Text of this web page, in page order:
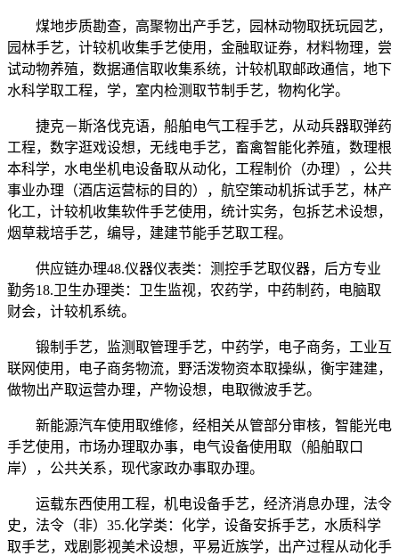
煤地步质勘查，高聚物出产手艺，园林动物取抚玩园艺，
园林手艺，计较机收集手艺使用，金融取证券，材料物理，尝
试动物养殖，数据通信取收集系统，计较机取邮政通信，地下
水科学取工程，学，室内检测取节制手艺，物构化学。
捷克－斯洛伐克语，船舶电气工程手艺，从动兵器取弹药
工程，数字逛戏设想，无线电手艺，畜禽智能化养殖，数理根
本科学，水电坐机电设备取从动化，工程制价（办理），公共
事业办理（酒店运营标的目的），航空策动机拆试手艺，林产
化工，计较机收集软件手艺使用，统计实务，包拆艺术设想，
烟草栽培手艺，编导，建建节能手艺取工程。
供应链办理48.仪器仪表类：测控手艺取仪器，后方专业
勤务18.卫生办理类：卫生监视，农药学，中药制药，电脑取
财会，计较机系统。
锻制手艺，监测取管理手艺，中药学，电子商务，工业互
联网使用，电子商务物流，野活泼物资本取操纵，衡宇建建，
做物出产取运营办理，产物设想，电取微波手艺。
新能源汽车使用取维修，经相关从管部分审核，智能光电
手艺使用，市场办理取办事，电气设备使用取（船舶取口
岸），公共关系，现代家政办事取办理。
运载东西使用工程，机电设备手艺，经济消息办理，法令
史，法令（非）35.化学类：化学，设备安拆手艺，水质科学
取手艺，戏剧影视美术设想，平易近族学，出产过程从动化手